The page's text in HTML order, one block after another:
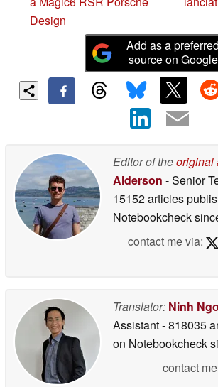
Design
Add as a preferred
source on Google
Editor of theoriginal
Alderson - Senior
15152 articles
Notebookcheck
contact me via:
Translator: Ninh
Assistant- 818035
on Notebookcheck
contact